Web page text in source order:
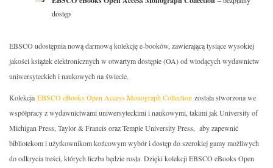
dostęp
EBSCO udostępnia nową darmową kolekcję e-booków, zawierającą tysiące wysokiej
jakości książek elektronicznych w otwartym dostępie (OA) od wiodących wydawnictw
uniwersyteckich i naukowych na świecie.
Kolekcja EBSCO eBooks Open Access Monograph Collection została stworzona we
współpracy z wydawnictwami uniwersyteckimi i naukowymi, takimi jak University of
Michigan Press, Taylor & Francis oraz Temple University Press, aby zapewnić
bibliotekom i użytkownikom końcowym wybór i dostęp do szerokiej gamy możliwych
do odkrycia treści, których liczba będzie rosła. Dzięki kolekcji EBSCO eBooks Open